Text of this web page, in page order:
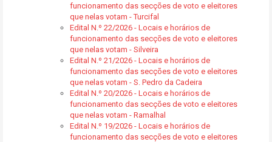
funcionamento das secções de voto e eleitores
que nelas votam - Turcifal
Edital N.º 22/2026 - Locais e horários de
funcionamento das secções de voto e eleitores
que nelas votam - Silveira
Edital N.º 21/2026 - Locais e horários de
funcionamento das secções de voto e eleitores
que nelas votam - S. Pedro da Cadeira
Edital N.º 20/2026 - Locais e horários de
funcionamento das secções de voto e eleitores
que nelas votam - Ramalhal
Edital N.º 19/2026 - Locais e horários de
funcionamento das secções de voto e eleitores